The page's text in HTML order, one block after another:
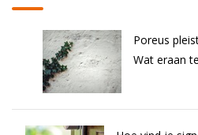
Poreus
Wat eraan